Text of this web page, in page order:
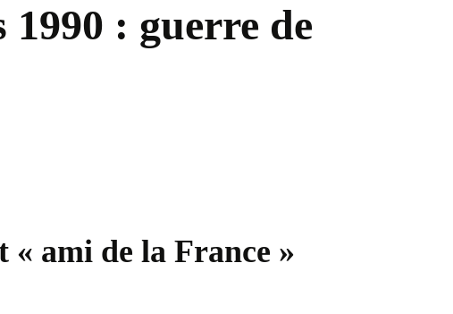
: guerre de
ami de la France »